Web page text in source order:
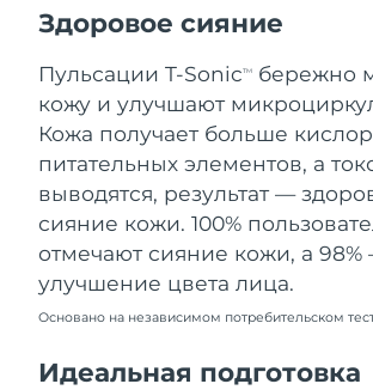
Здоровое сияние
Пульсации T-SonicTM
бережно
кожу и улучшают
Кожа получает больше
питательных элементов, а
выводятся, результат —
сияние кожи. 100%
отмечают сияние кожи, а
улучшение цвета лица.
Основано на независимом потребительском
Идеальная подготовка
Республика
Республика Корея
Ожидаемая
Ожидаемая
Швеция
Швейцария
Ожидаемая
Тайвань